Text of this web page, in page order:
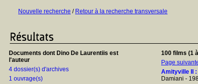
Nouvelle recherche / Retour à la recherche transversale
Documents dont Dino De Laurentiis est
l'auteur
4 dossier(s) d'archives
1 ouvrage(s)
100 films (1
Page
Amityville II
Damiani -